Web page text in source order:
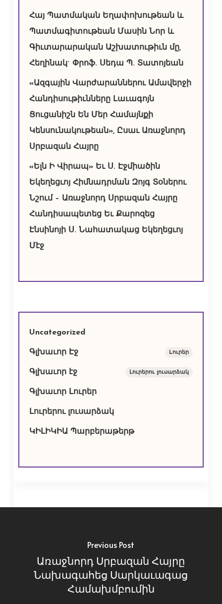
Հայ Պատմական Եղափոխութեան և
Պատմագիտութեան Մասին Նոր և
Գիւտարարական Աշխատութիւն մը,
Հեղինակ` Փրոֆ. Սեդա Պ. Տատոյեան
«Ազգային Վարժարաններու Ամավերջի
Հանդիսութիւնները Լաւագոյն
Ցուցանիշն Են Մեր Համայնքի
Կենսունակութեան», Ըսաւ Առաջնորդ
Սրբազան Հայրը
«Ելն Ի Վիրապ» Եւ Ս. Էջմիածին
Եկեղեցւոյ Հիմնադրման Զոյգ Տօներու
Նշում – Առաջնորդ Սրբազան Հայրը
Հանդիսապետեց Եւ Քարոզեց
Էնսինոյի Ս. Նահատակաց Եկեղեցւոյ
Մէջ
Uncategorized
Գլխաւոր Էջ Lուրեր
Գլխաւոր էջ Լուրերու լուսարձակ
Գլխաւոր Լուրեր
Լուրերու լուսարձակ
ԿԻԼԻԿԻԱ Պարբերաթերթ
Previous Post
Առաջնորդ Սրբազան Հայրը
Նախագահեց Սարկաւագաց
Համախմբումին